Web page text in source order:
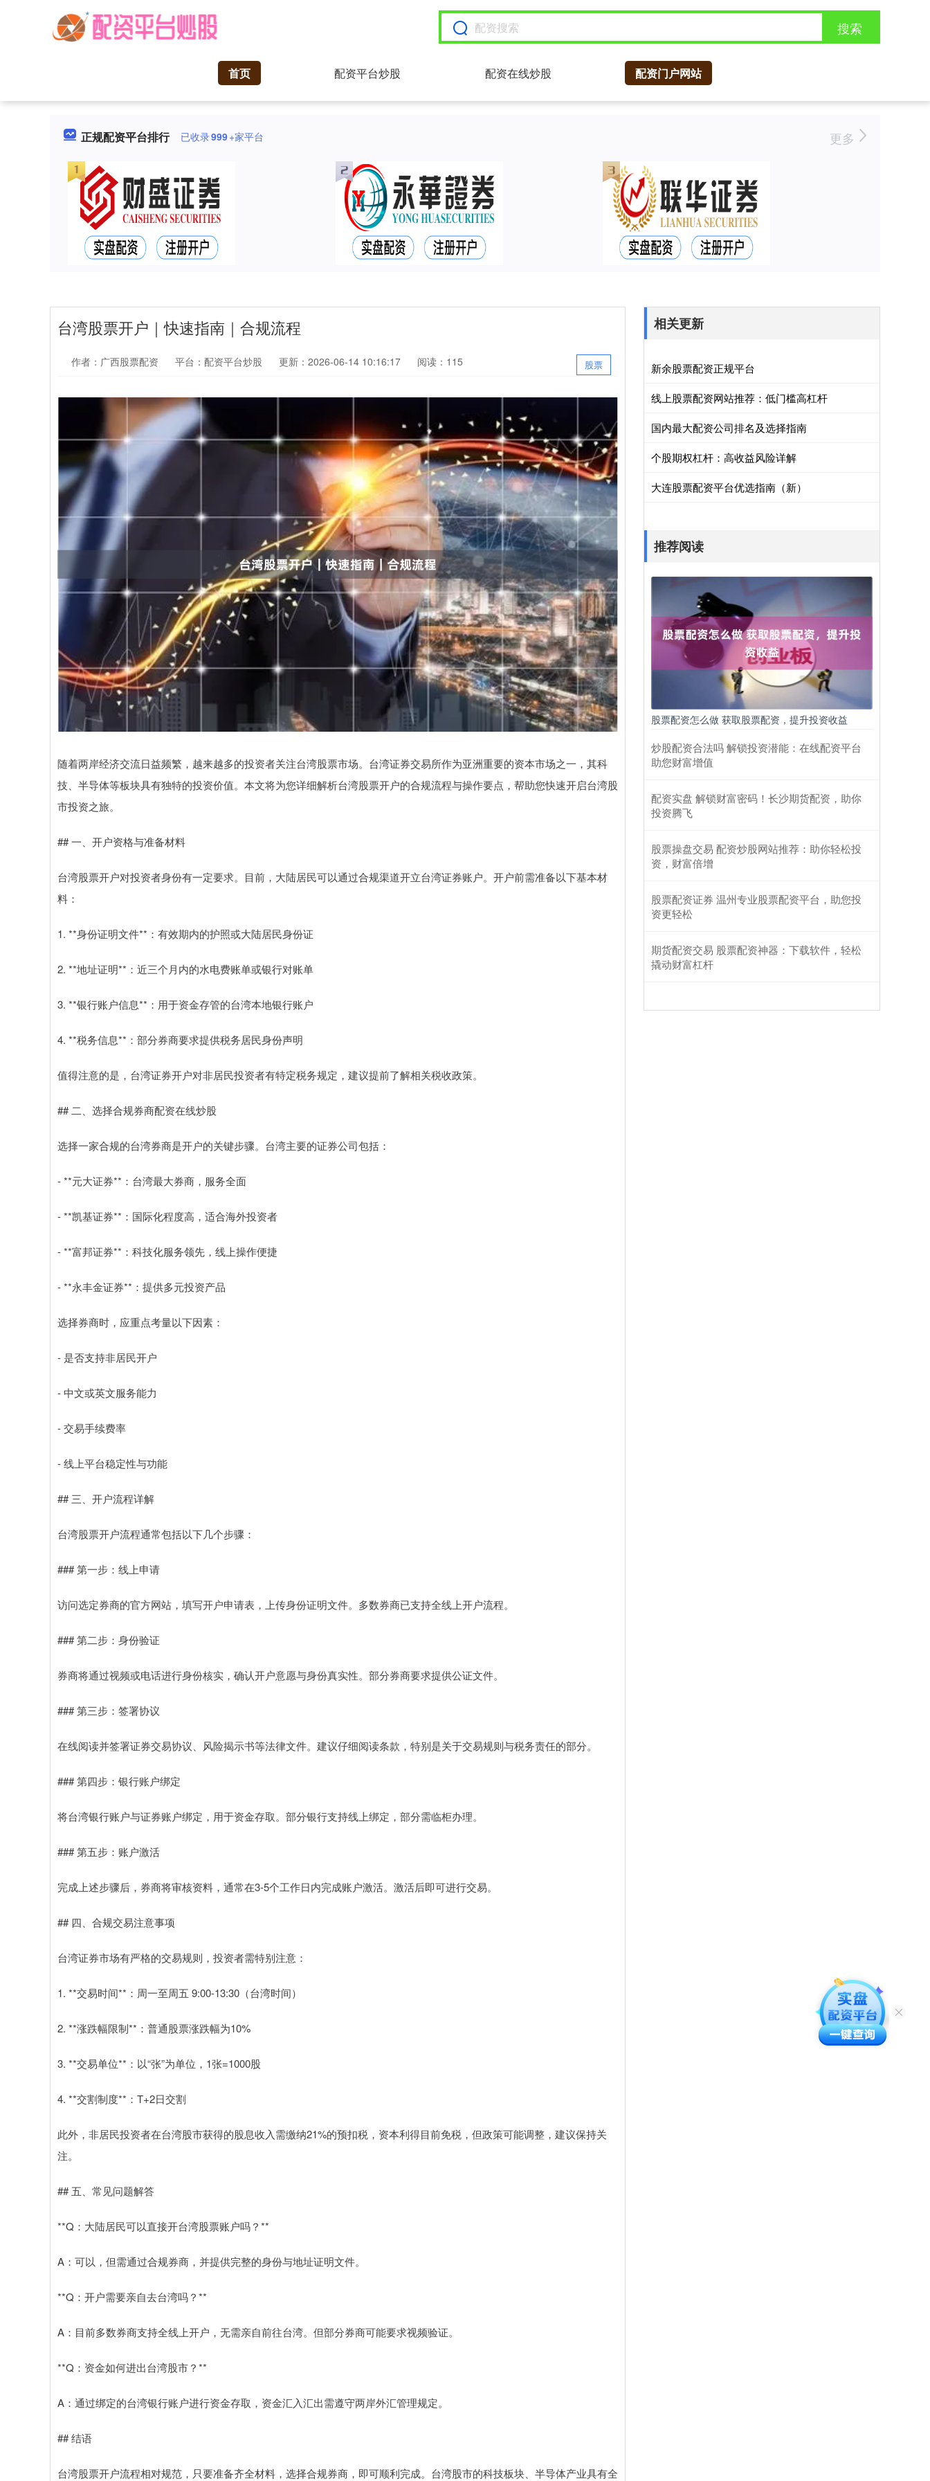
搜索
首页 配资平台炒股 配资在线炒股 配资门户网站
正规配资平台排行 已收录999+家平台 更多
台湾股票开户｜快速指南｜合规流程
股票
作者：广西股票配资 平台：配资平台炒股 更新：2026-06-14 10:16:17 阅读：115
随着两岸经济交流日益频繁，越来越多的投资者关注台湾股票市场。台湾证券交易所作为亚洲重要的资本市场之一，其科
技、半导体等板块具有独特的投资价值。本文将为您详细解析台湾股票开户的合规流程与操作要点，帮助您快速开启台湾股
市投资之旅。
## 一、开户资格与准备材料
台湾股票开户对投资者身份有一定要求。目前，大陆居民可以通过合规渠道开立台湾证券账户。开户前需准备以下基本材
料：
1. **身份证明文件**：有效期内的护照或大陆居民身份证
2. **地址证明**：近三个月内的水电费账单或银行对账单
3. **银行账户信息**：用于资金存管的台湾本地银行账户
4. **税务信息**：部分券商要求提供税务居民身份声明
值得注意的是，台湾证券开户对非居民投资者有特定税务规定，建议提前了解相关税收政策。
## 二、选择合规券商配资在线炒股
选择一家合规的台湾券商是开户的关键步骤。台湾主要的证券公司包括：
- **元大证券**：台湾最大券商，服务全面
- **凯基证券**：国际化程度高，适合海外投资者
- **富邦证券**：科技化服务领先，线上操作便捷
- **永丰金证券**：提供多元投资产品
选择券商时，应重点考量以下因素：
- 是否支持非居民开户
- 中文或英文服务能力
- 交易手续费率
- 线上平台稳定性与功能
## 三、开户流程详解
台湾股票开户流程通常包括以下几个步骤：
### 第一步：线上申请
访问选定券商的官方网站，填写开户申请表，上传身份证明文件。多数券商已支持全线上开户流程。
### 第二步：身份验证
券商将通过视频或电话进行身份核实，确认开户意愿与身份真实性。部分券商要求提供公证文件。
### 第三步：签署协议
在线阅读并签署证券交易协议、风险揭示书等法律文件。建议仔细阅读条款，特别是关于交易规则与税务责任的部分。
### 第四步：银行账户绑定
将台湾银行账户与证券账户绑定，用于资金存取。部分银行支持线上绑定，部分需临柜办理。
### 第五步：账户激活
完成上述步骤后，券商将审核资料，通常在3-5个工作日内完成账户激活。激活后即可进行交易。
## 四、合规交易注意事项
台湾证券市场有严格的交易规则，投资者需特别注意：
1. **交易时间**：周一至周五 9:00-13:30（台湾时间）
2. **涨跌幅限制**：普通股票涨跌幅为10%
3. **交易单位**：以“张”为单位，1张=1000股
4. **交割制度**：T+2日交割
此外，非居民投资者在台湾股市获得的股息收入需缴纳21%的预扣税，资本利得目前免税，但政策可能调整，建议保持关
注。
## 五、常见问题解答
**Q：大陆居民可以直接开台湾股票账户吗？**
A：可以，但需通过合规券商，并提供完整的身份与地址证明文件。
**Q：开户需要亲自去台湾吗？**
A：目前多数券商支持全线上开户，无需亲自前往台湾。但部分券商可能要求视频验证。
**Q：资金如何进出台湾股市？**
A：通过绑定的台湾银行账户进行资金存取，资金汇入汇出需遵守两岸外汇管理规定。
## 结语
台湾股票开户流程相对规范，只要准备齐全材料，选择合规券商，即可顺利完成。台湾股市的科技板块、半导体产业具有全
相关更新
新余股票配资正规平台
线上股票配资网站推荐：低门槛高杠杆
国内最大配资公司排名及选择指南
个股期权杠杆：高收益风险详解
大连股票配资平台优选指南（新）
推荐阅读
股票配资怎么做 获取股票配资，提升投资收益
炒股配资合法吗 解锁投资潜能：在线配资平台
助您财富增值
配资实盘 解锁财富密码！长沙期货配资，助你
投资腾飞
股票操盘交易 配资炒股网站推荐：助你轻松投
资，财富倍增
股票配资证券 温州专业股票配资平台，助您投
资更轻松
期货配资交易 股票配资神器：下载软件，轻松
撬动财富杠杆